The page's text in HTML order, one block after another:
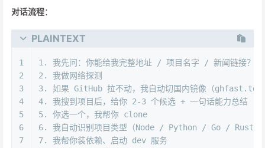
对话流程：
PLAINTEXT
1
2
3
4
5
6
7
1. 我先问：你能给我完整地址 / 项目名字 / 新闻链接？
2. 我做网络探测
3. 如果 GitHub 拉不动，我自动切国内镜像（
4. 我搜到项目后，给你 2-3 个候选 + 一句话能力总结
5. 你选一个，我帮你 clone
6. 我自动识别项目类型（Node / Python / Go / Rust …
7. 我帮你装依赖、启动 dev 服务